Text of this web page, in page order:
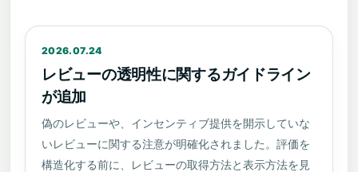
2026.07.24
レビューの透明性に関するガイドライン
が追加
偽のレビューや、インセンティブ提供を開示していな
いレビューに関する注意が明確化されました。評価を
構造化する前に、レビューの取得方法と表示方法を見